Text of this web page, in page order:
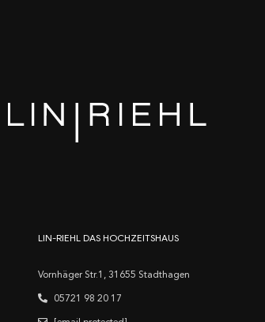
LIN-RIEHL DAS HOCHZEITSHAUS
Vornhäger Str.1, 31655 Stadthagen
05721 98 20 17